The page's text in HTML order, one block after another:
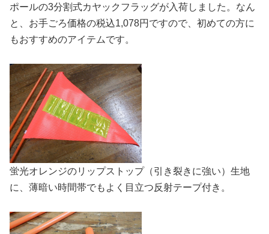
ポールの3分割式カヤックフラッグが入荷しました。なん
と、お手ごろ価格の税込1,078円ですので、初めての方に
もおすすめのアイテムです。
蛍光オレンジのリップストップ（引き裂きに強い）生地
に、薄暗い時間帯でもよく目立つ反射テープ付き。